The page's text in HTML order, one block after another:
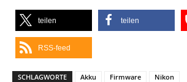
teilen teilen
RSS-feed
SCHLAGWORTE Akku Firmware Nikon